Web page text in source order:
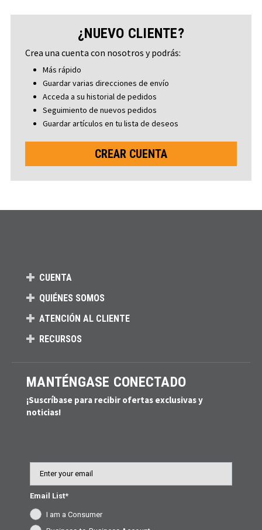
¿NUEVO CLIENTE?
Crea una cuenta con nosotros y podrás:
Más rápido
Guardar varias direcciones de envío
Acceda a su historial de pedidos
Seguimiento de nuevos pedidos
Guardar artículos en tu lista de deseos
CREAR CUENTA
CUENTA
QUIÉNES SOMOS
ATENCIÓN AL CLIENTE
RECURSOS
MANTÉNGASE CONECTADO
¡Suscríbase para recibir ofertas exclusivas y
noticias!
Email List*
I am a Consumer